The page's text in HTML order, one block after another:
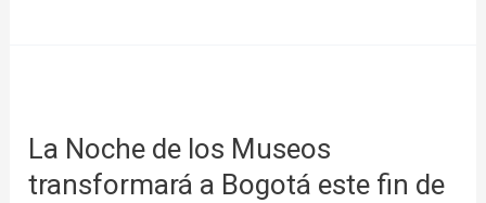
La Noche de los Museos
transformará a Bogotá este fin de
de
los